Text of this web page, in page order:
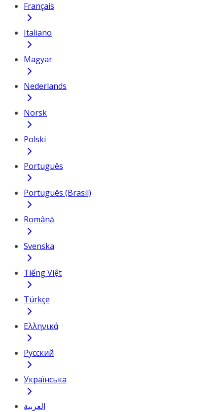
Français
Italiano
Magyar
Nederlands
Norsk
Polski
Português
Português (Brasil)
Română
Svenska
Tiếng Việt
Türkçe
Ελληνικά
Русский
Українська
العربية